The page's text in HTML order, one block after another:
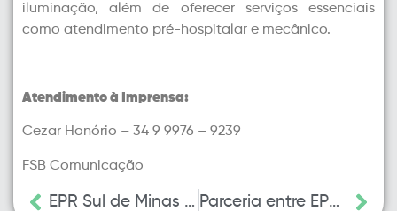
iluminação, além de oferecer serviços essenciais
como atendimento pré-hospitalar e mecânico.
Atendimento à Imprensa:
Cezar Honório – 34 9 9976 – 9239
FSB Comunicação
EPR Sul de Minas e EPR Vias do Café realizam 294 atendimentos durante o feriado de Carnaval Parceria entre EPR e Climatempo está transformando a segurança nas rodovias do Sul de Minas